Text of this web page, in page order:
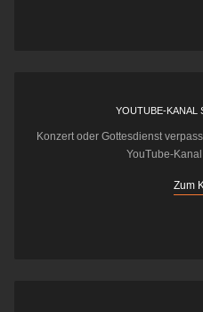
YOUTUBE-KANAL
Konzert oder Gottesdienst
YouTube-
Zum